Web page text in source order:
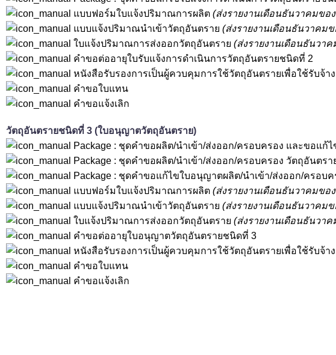
แบบฟอร์มใบแจ้งปริมาณการผลิต (ส่งรายงานเดือนธันวาคมขอ
แบบแจ้งปริมาณนำเข้าวัตถุอันตราย (ส่งรายงานเดือนธันวาคมข
ใบแจ้งปริมาณการส่งออกวัตถุอันตราย (ส่งรายงานเดือนธันวาค
คำขอต่ออายุใบรับแจ้งการดำเนินการวัตถุอันตรายชนิดที่ 2
หนังสือรับรองการเป็นผู้ควบคุมการใช้วัตถุอันตรายเพื่อใช้รับจ้า
คำขอใบแทน
คำขอแจ้งเลิก
วัตถุอันตรายชนิดที่ 3 (ใบอนุญาตวัตถุอันตราย)
Package : ชุดคำขอผลิต/นำเข้า/ส่งออก/ครอบครอง และขอแ
Package : ชุดคำขอผลิต/นำเข้า/ส่งออก/ครอบครอง วัตถุอันตร
Package : ชุดคำขอแก้ไขใบอนุญาตผลิต/นำเข้า/ส่งออก/ครอบ
แบบฟอร์มใบแจ้งปริมาณการผลิต (ส่งรายงานเดือนธันวาคมขอ
แบบแจ้งปริมาณนำเข้าวัตถุอันตราย (ส่งรายงานเดือนธันวาคมข
ใบแจ้งปริมาณการส่งออกวัตถุอันตราย (ส่งรายงานเดือนธันวาค
คำขอต่ออายุใบอนุญาตวัตถุอันตรายชนิดที่ 3
หนังสือรับรองการเป็นผู้ควบคุมการใช้วัตถุอันตรายเพื่อใช้รับจ้า
คำขอใบแทน
คำขอแจ้งเลิก